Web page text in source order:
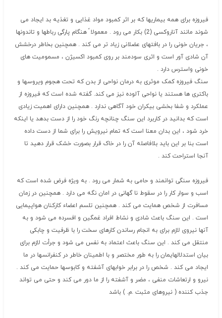
فیروزه برای همه بیماریها که بر اثر کمبود مواد غذایی و تغذیه بد ایجاد می
شوند مانند آناروکسی (2) بکار می رود . معمولا ً هنگام پارگی رباطها و تاندونها
، جریان خونی را در بافتهای عضلانی زیاد تر می کند . همچنین بخاطر درخشش
آن شادی آور است و اثری سودمند بر روی کمبود اکسیژن ، مسمومیت های
خونی واسترس دارد .
سنگ فیروزه کمک موثری به درمان نواحی از بدن که تحت هجوم ویروسها و
باکتری ها هستند یا نواحی آلوده نیز می کند. گفته شده است که فیروزه از
عملکرد و شفا بخشی بیکران خود آگاهی ندارد . همچنین دارای اهمیت زیادی
است که بدانید در کاربرد این سنگ چنانچه رنگ خود را از دست بدهد یا اینکه
خرد شود ، این بدان معنا است که تمام نیرویش را برای شما از دست داده
است بنا بر این باید بلافاصله آن را در خاک قرار بصورت خشک قرار دهید تا
آنجا استراحت کند .
فیروزه سنگی توانمند و حامی به شمار می رود . به ویژه فرض شده است که
اسب و سوار کار را در سقوط نا گهانی در امان نگه می دارد . همچنین در زمان
مسافرت از شخص همایت می کند . همچنین تلسم اعضاء کارکنان هواپیمایی
است . این سنگ باعث شادی و نشاط افراد غمگین و افسرده می شود و به
آنها نیروی لازم برای به انجام رساندن کارهای سخت را با ظرفیت و چابکی
منتقل می کند . این سنگ باعث اعتماد به نفس می شود و جرأت لازم برای
بیان استدلالهایمان را به طور مختصر و با اطمینان خاطر در کنفرانسها در ما
ایجاد می کند . شخص را در برابر خوابهای آشفته و کابوسها حمایت می کند .
نیرو و ارتعاشات منفی ، مضر و آشفته را از ما دور می کند و حتی می تواند
جذب کننده ( نیروهای مثبت .م. ) باشد